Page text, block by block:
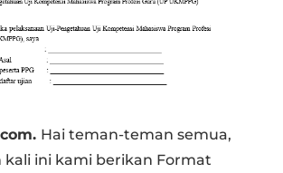
Hai teman-teman semua,
kali ini kami berikan Format